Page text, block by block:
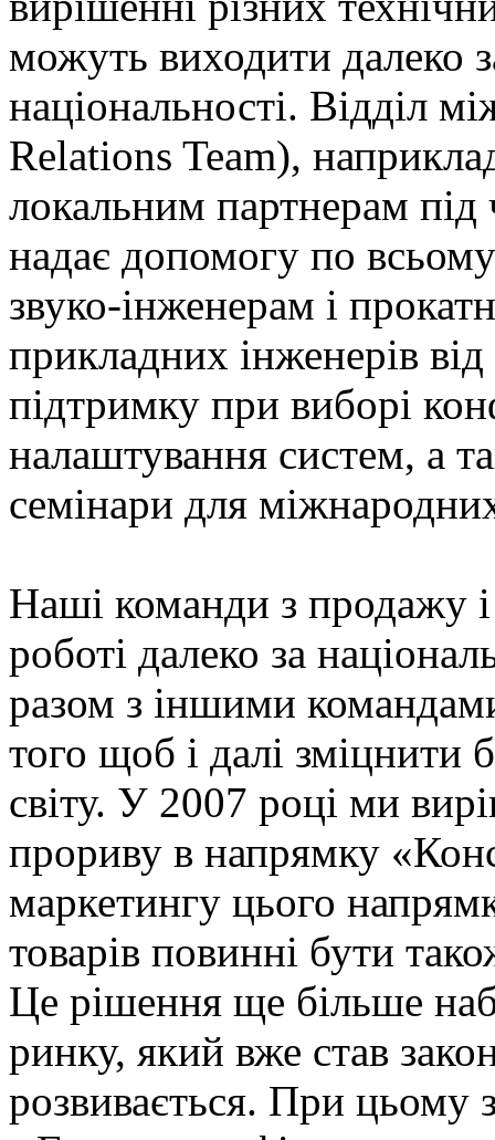
можуть виходити далеко
національності. Відділ
Relations Team),
локальним партнерам під
надає допомогу по
звуко-інженерам і
прикладних інженерів
підтримку при виборі
налаштування систем, а
семінари для
Наші команди з продажу
роботі далеко за
разом з іншими
того щоб і далі зміцнити
світу. У 2007 році ми
прориву в напрямку
маркетингу цього
товарів повинні бути
Це рішення ще більше
ринку, який вже став
розвивається. При цьому